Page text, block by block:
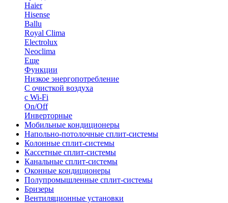
Haier
Hisense
Ballu
Royal Clima
Electrolux
Neoclima
Еще
Функции
Низкое энергопотребление
С очисткой воздуха
с Wi-Fi
On/Off
Инверторные
Мобильные кондиционеры
Напольно-потолоч​ные ​сплит-системы
Колонные ​​сплит-системы
Кассетные сплит-системы
Канальные сплит-системы
Оконные кондиционеры
Полупромышленные сплит-системы
Бризеры
Вентиляционные установки